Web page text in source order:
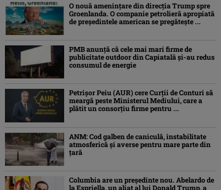
O nouă amenințare din direcția Trump spre
Groenlanda. O companie petrolieră apropiată
de președintele american se pregătește ...
PMB anunță că cele mai mari firme de
publicitate outdoor din Capiatală și-au redus
consumul de energie
Petrişor Peiu (AUR) cere Curții de Conturi să
meargă peste Ministerul Mediului, care a
plătit un consorţiu firme pentru ...
ANM: Cod galben de caniculă, instabilitate
atmosferică și averse pentru mare parte din
țară
Columbia are un președinte nou. Abelardo de
la Espriella, un aliat al lui Donald Trump, a